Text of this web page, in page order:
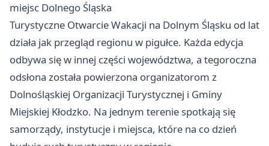
miejsc Dolnego Śląska
Turystyczne Otwarcie Wakacji na Dolnym Śląsku od lat
działa jak przegląd regionu w pigułce. Każda edycja
odbywa się w innej części województwa, a tegoroczna
odsłona została powierzona organizatorom z
Dolnośląskiej Organizacji Turystycznej i Gminy
Miejskiej Kłodzko. Na jednym terenie spotkają się
samorządy, instytucje i miejsca, które na co dzień